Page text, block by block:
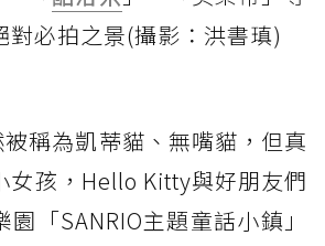
對必拍之景(攝影：洪書瑱)
稱為凱蒂貓、無嘴貓，但真
女孩，Hello Kitty與好朋友們
「SANRIO主題童話小鎮」